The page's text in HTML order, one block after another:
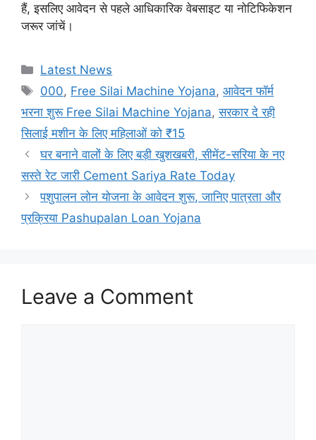
हैं, इसलिए आवेदन से पहले आधिकारिक वेबसाइट या नोटिफिकेशन
जरूर जांचें।
Categories
Latest News
Tags
000, Free Silai Machine Yojana,आवेदन फॉर्म
भरना शुरू Free Silai Machine Yojana,सरकार दे रही
सिलाई मशीन के लिए महिलाओं को ₹15
घर बनाने वालों के लिए बड़ी खुशखबरी, सीमेंट-सरिया के नए
सस्ते रेट जारी Cement Sariya Rate Today
पशुपालन लोन योजना के आवेदन शुरू, जानिए पात्रता और
प्रक्रिया Pashupalan Loan Yojana
Leave a Comment